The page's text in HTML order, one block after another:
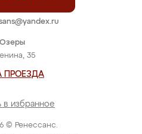
© Ренессанс.
Озеры
35
ПРОЕЗДА
в избранное